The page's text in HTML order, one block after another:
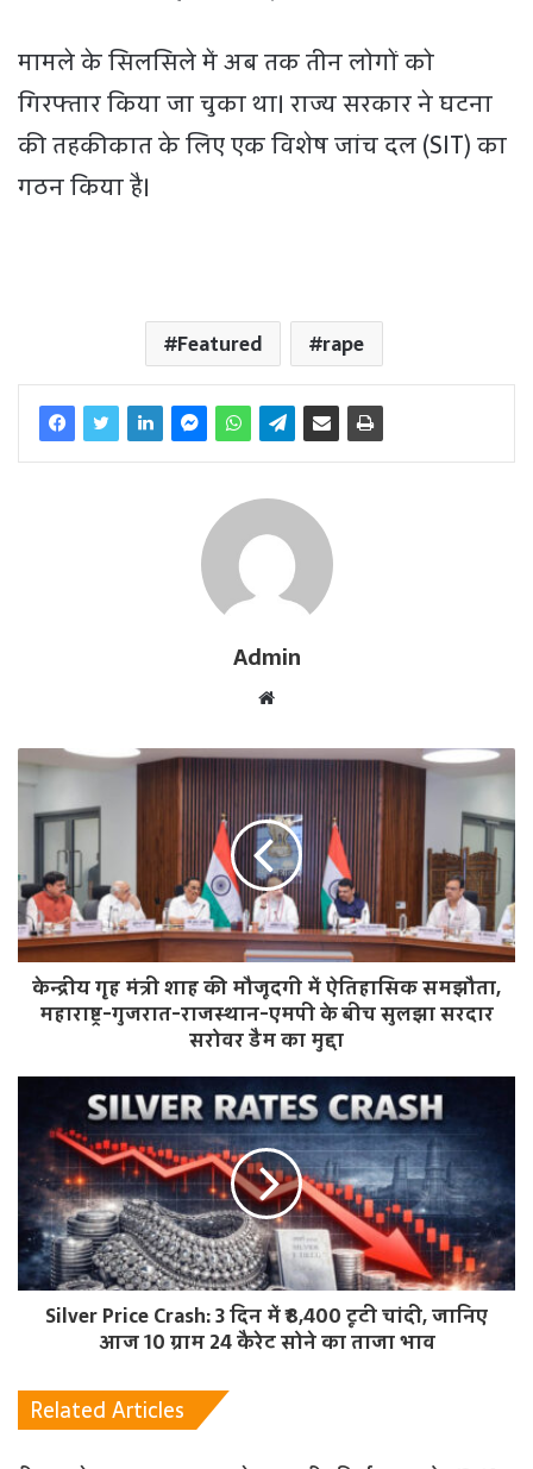
मामले के सिलसिले में अब तक तीन लोगों को
गिरफ्तार किया जा चुका था। राज्य सरकार ने घटना
की तहकीकात के लिए एक विशेष जांच दल (SIT) का
गठन किया है।
Featured rape
Admin
b
s
i
t
e
केन्द्रीय गृह मंत्री शाह की मौजूदगी में ऐतिहासिक समझौता,
महाराष्ट्र-गुजरात-राजस्थान-एमपी के बीच सुलझा सरदार
सरोवर डैम का मुद्दा
Silver Price Crash: 3 दिन में ₹8,400 टूटी चांदी, जानिए
आज 10 ग्राम 24 कैरेट सोने का ताजा भाव
Related Articles